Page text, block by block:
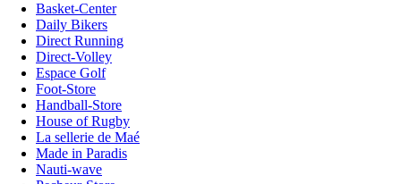
Basket-Center
Daily Bikers
Direct Running
Direct-Volley
Espace Golf
Foot-Store
Handball-Store
House of Rugby
La sellerie de Maé
Made in Paradis
Nauti-wave